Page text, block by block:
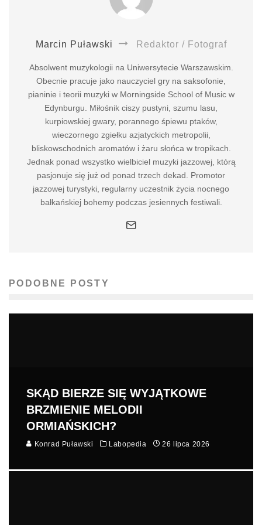
Marcin Puławski Redaktor / Fotograf
Absolwent muzykologii na Uniwersytecie Warszawskim.
Obecnie pracuje jako nauczyciel gry na saksofonie,
pianinie i teorii muzyki w Morningside School of Music w
Edynburgu. Miłośnik ciszy pustyni, szumu lasu,
kurpiowskiej gwary, porannego śpiewu ptaków,
wieczornego zgiełku azjatyckich metropolii,
bliskowschodnich aromatów i żaru słońca w tropikach.
Jednak ponad wszystko wielbiciel muzyki jazzowej, którą
pasjonuje się już od ponad trzech dekad. Promotor
jazzowej turystyki, regularny uczestnik życia nocnego
bałkańskiej bohemy podczas jesiennych festiwali.
PODOBNE POSTY
SKĄD BIERZE SIĘ WYJĄTKOWE
BRZMIENIE MELODII
ORMIAŃSKICH?
Konrad Puławski Labopedia 26 lipca 2026